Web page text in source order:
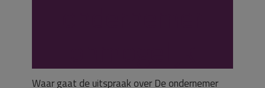
Waar gaat de uitspraak over De ondernemer